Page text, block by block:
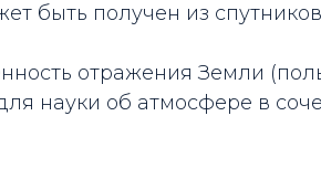
быть получен из
отражения Земли
науки об атмосфере в